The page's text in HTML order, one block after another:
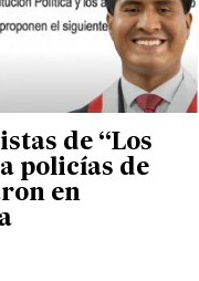
de “Los
policías de
en